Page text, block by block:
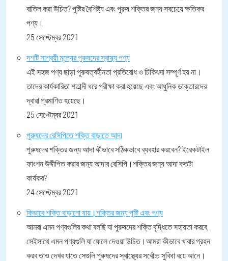
বাতিল করা উচিত? পুষ্টির বৈশিষ্ট্য এবং পুরুষ শক্তির জন্য সবচেয়ে ক্ষতিকর
পণ্য।
25 সেপ্টেম্বর 2021
দশটি সাশ্রয়ী মূল্যের পুরুষদের স্বাস্থ্য পণ্য
এই সহজ পণ্য ছাড়া পুরুষত্বহীনতা প্রতিরোধ ও চিকিৎসা সম্পূর্ণ হয় না।
তাদের কার্যকারিতা শতাব্দী ধরে পরীক্ষা করা হয়েছে এবং আধুনিক ডাক্তারদের
দ্বারা প্রমাণিত হয়েছে।
25 সেপ্টেম্বর 2021
পুরুষদের রেসিপিতে শক্তি বাড়াতে আদা
পুরুষদের শক্তির জন্য আদা কীভাবে সঠিকভাবে ব্যবহার করবেন? ইরেকটাইল
ফাংশন উদ্দীপিত করার জন্য আদার রেসিপি।শক্তির জন্য আদা কতটা
কার্যকর?
24 সেপ্টেম্বর 2021
কিভাবে শক্তি বাড়ানো যায়।শক্তির জন্য পুষ্টি এবং পণ্য
আমরা এমন পণ্যগুলির কথা বলছি যা পুরুষদের শক্তি বৃদ্ধিতে সহায়তা করবে,
সেইসাথে এমন পণ্যগুলি যা ফেলে দেওয়া উচিত।আমরা কীভাবে খাবার গ্রহন
করব তাও দেখব যাতে সেগুলি পুরুষদের স্বাস্থ্যের সর্বোচ্চ সুবিধা বয়ে আনে।